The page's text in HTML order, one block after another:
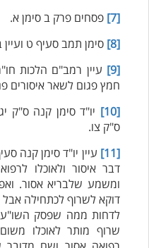
[7]
פסחים פרק ב סימן א.
[8]
סימן תמב סעיף ט
[9]
עיין רמב"ם הלכות
חמץ פגום לשאר איסורים
[10]
יו"ד סימן קנה ס"ק
ס"ק צו.
[11]
עיין יו"ד סימן קנה
דבר איסור ולאוכלו
ומשמע שלבריא אסור.
דוקא לשרוף לכתחילה
לדחות ממה שפסק השו"ע
שרוף מותר לאוכלו